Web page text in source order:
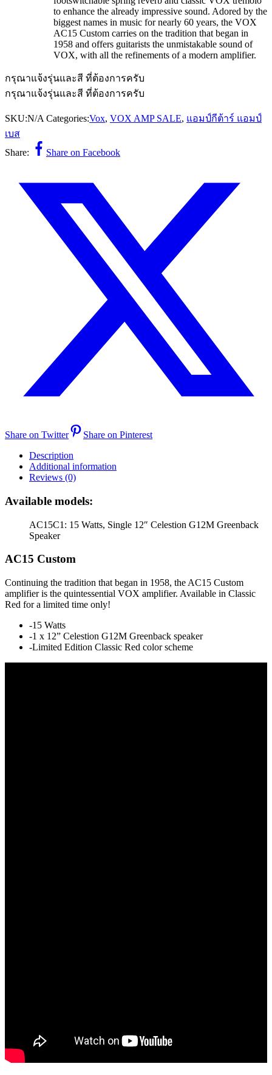
to enhance the already impressive sound. Adored by the
biggest names in music for nearly 60 years, the VOX
AC15 Custom carries on the tradition that began in
1958 and offers guitarists the unmistakable sound of
VOX, with all the refinements of a modern amplifier.
กรุณาแจ้งรุ่นและสี ที่ต้องการครับ
กรุณาแจ้งรุ่นและสี ที่ต้องการครับ
SKU:N/A Categories:Vox, VOX AMP SALE, แอมป์กีต้าร์ แอมป์
เบส
Share:
Share on Facebook
Share on Twitter
Share on Pinterest
Description
Additional information
Reviews (0)
Available models:
AC15C1: 15 Watts, Single 12″ Celestion G12M Greenback
Speaker
AC15 Custom
Continuing the tradition that began in 1958, the AC15 Custom
amplifier is the quintessential VOX amplifier. Available in Classic
Red for a limited time only!
-15 Watts
-1 x 12” Celestion G12M Greenback speaker
-Limited Edition Classic Red color scheme